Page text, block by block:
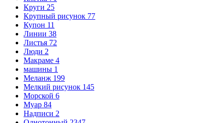
Круги 25
Крупный рисунок 77
Купон 11
Линии 38
Листья 72
Люди 2
Макраме 4
машины 1
Меланж 199
Мелкий рисунок 145
Морской 6
Муар 84
Надписи 2